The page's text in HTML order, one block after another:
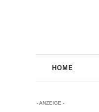
HOME
- ANZEIGE -